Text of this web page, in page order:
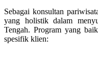
Sebagai konsultan
yang holistik dalam
Tengah. Program yang
spesifik klien: